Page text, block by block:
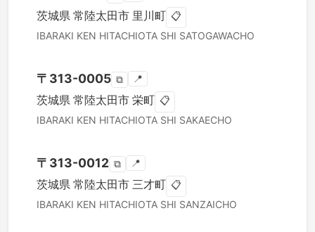
茨城県 常陸太田市 里川町 📋
IBARAKI KEN HITACHIOTA SHI SATOGAWACHO
〒 313-0005 ⧉ 📍
茨城県 常陸太田市 栄町 📋
IBARAKI KEN HITACHIOTA SHI SAKAECHO
〒 313-0012 ⧉ 📍
茨城県 常陸太田市 三才町 📋
IBARAKI KEN HITACHIOTA SHI SANZAICHO